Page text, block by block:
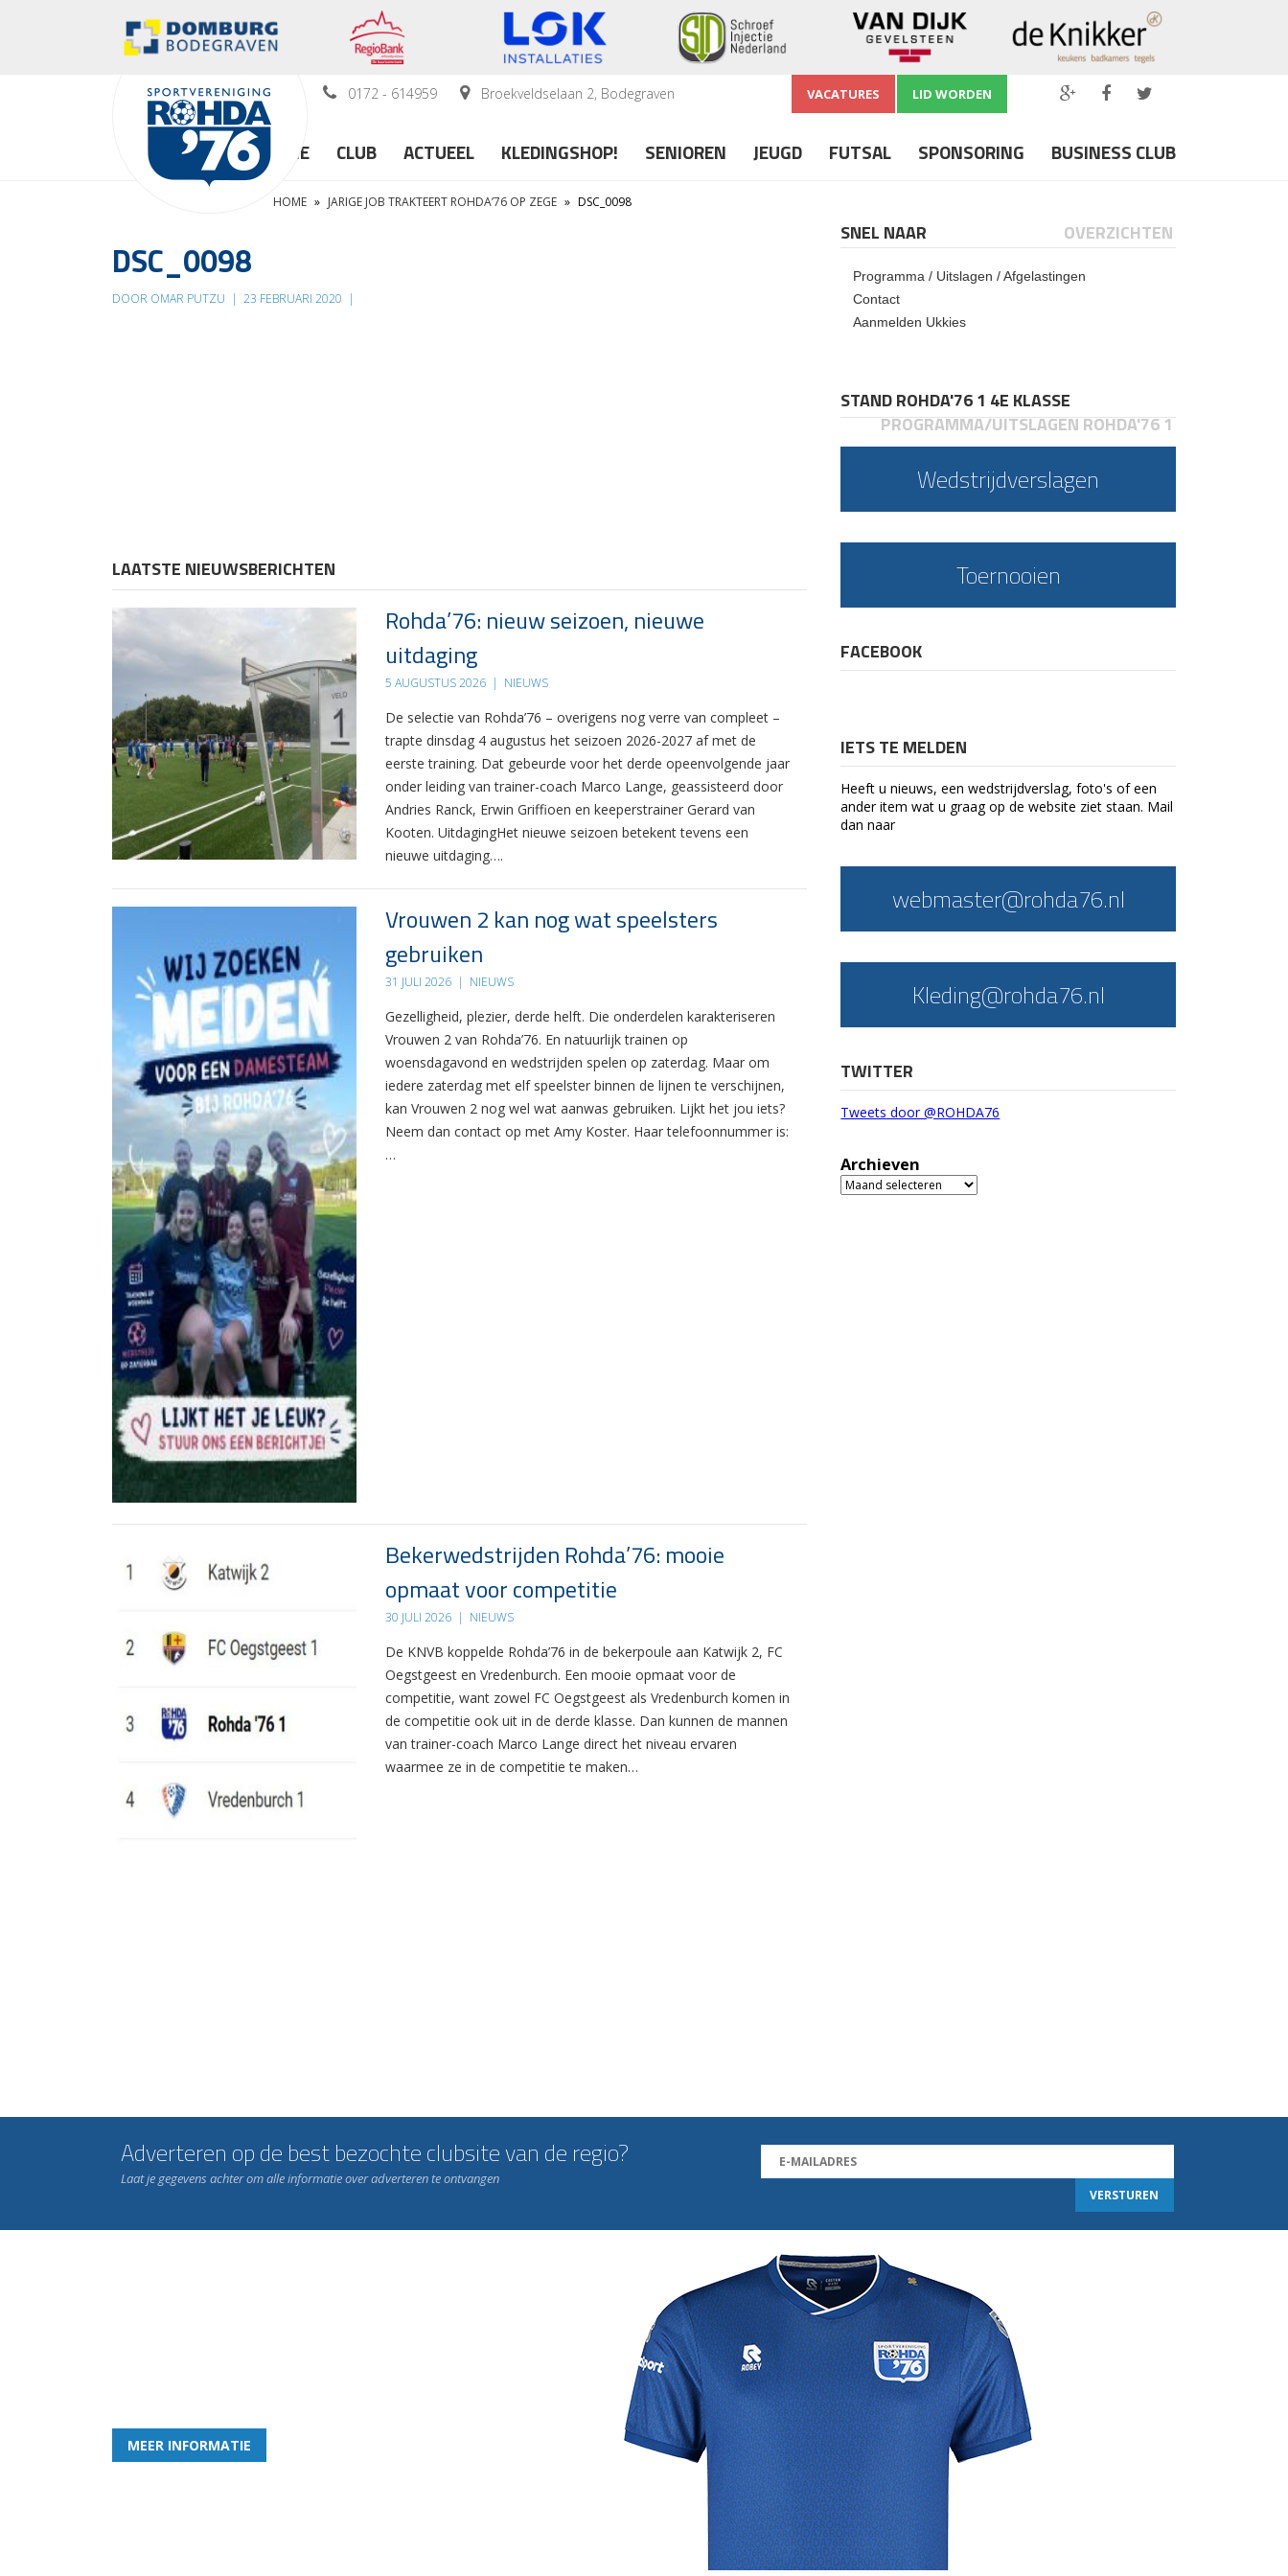
0172 - 614959 Broekveldselaan 2, Bodegraven VACATURES LID WORDEN
HOME CLUB ACTUEEL KLEDINGSHOP! SENIOREN JEUGD FUTSAL SPONSORING BUSINESS CLUB
HOME » JARIGE JOB TRAKTEERT ROHDA’76 OP ZEGE » DSC_0098
DSC_0098
DOOR OMAR PUTZU | 23 FEBRUARI 2020 |
LAATSTE NIEUWSBERICHTEN
Rohda’76: nieuw seizoen, nieuwe
uitdaging
5 AUGUSTUS 2026 | NIEUWS
De selectie van Rohda’76 – overigens nog verre van compleet –
trapte dinsdag 4 augustus het seizoen 2026-2027 af met de
eerste training. Dat gebeurde voor het derde opeenvolgende jaar
onder leiding van trainer-coach Marco Lange, geassisteerd door
Andries Ranck, Erwin Griffioen en keeperstrainer Gerard van
Kooten. UitdagingHet nieuwe seizoen betekent tevens een
nieuwe uitdaging….
Vrouwen 2 kan nog wat speelsters
gebruiken
31 JULI 2026 | NIEUWS
Gezelligheid, plezier, derde helft. Die onderdelen karakteriseren
Vrouwen 2 van Rohda’76. En natuurlijk trainen op
woensdagavond en wedstrijden spelen op zaterdag. Maar om
iedere zaterdag met elf speelster binnen de lijnen te verschijnen,
kan Vrouwen 2 nog wel wat aanwas gebruiken. Lijkt het jou iets?
Neem dan contact op met Amy Koster. Haar telefoonnummer is:
…
Bekerwedstrijden Rohda’76: mooie
opmaat voor competitie
30 JULI 2026 | NIEUWS
De KNVB koppelde Rohda’76 in de bekerpoule aan Katwijk 2, FC
Oegstgeest en Vredenburch. Een mooie opmaat voor de
competitie, want zowel FC Oegstgeest als Vredenburch komen in
de competitie ook uit in de derde klasse. Dan kunnen de mannen
van trainer-coach Marco Lange direct het niveau ervaren
waarmee ze in de competitie te maken…
SNEL NAAR OVERZICHTEN
Programma / Uitslagen / Afgelastingen
Contact
Aanmelden Ukkies
STAND ROHDA'76 1 4E KLASSE
PROGRAMMA/UITSLAGEN ROHDA'76 1
Wedstrijdverslagen
Toernooien
FACEBOOK
IETS TE MELDEN
Heeft u nieuws, een wedstrijdverslag, foto's of een
ander item wat u graag op de website ziet staan. Mail
dan naar
webmaster@rohda76.nl
Kleding@rohda76.nl
TWITTER
Tweets door @ROHDA76
Archieven
Archieven
Adverteren op de best bezochte clubsite van de regio?
Laat je gegevens achter om alle informatie over adverteren te ontvangen
MEER INFORMATIE